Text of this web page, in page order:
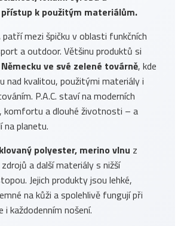
k použitým materiálům.
patří mezi špičku v oblasti funkčních
a outdoor. Většinu produktů si
ve své zelené továrně, kde
nad kvalitou, použitými materiály i
P.A.C. staví na moderních
komfortu a dlouhé životnosti – a
na planetu.
polyester, merino vlnu z
a další materiály s nižší
Jejich produkty jsou lehké,
na kůži a spolehlivě fungují při
každodenním nošení.